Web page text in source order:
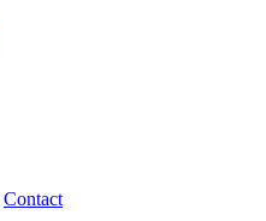
Contact